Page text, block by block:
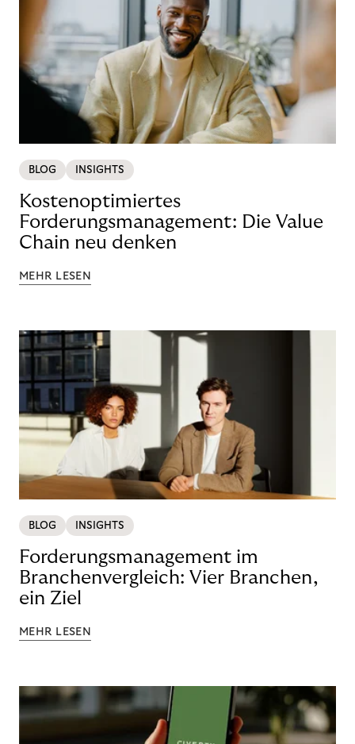
BLOG INSIGHTS
Kostenoptimiertes
Forderungsmanagement: Die Value
Chain neu denken
MEHR LESEN
BLOG INSIGHTS
Forderungsmanagement im
Branchenvergleich: Vier Branchen,
ein Ziel
MEHR LESEN